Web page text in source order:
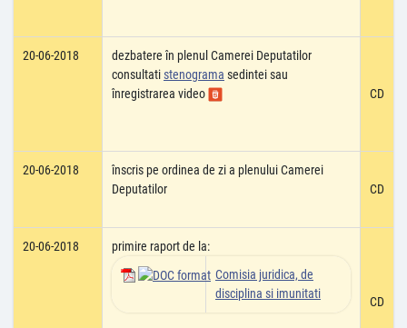
20-06-2018
dezbatere în plenul Camerei Deputatilor
consultatistenograma sedintei sau
înregistrarea video
CD
20-06-2018
înscris pe ordinea de zi a plenului Camerei
Deputatilor
CD
20-06-2018
primire raport de la:
Comisia juridica, de
disciplina si imunitati
CD